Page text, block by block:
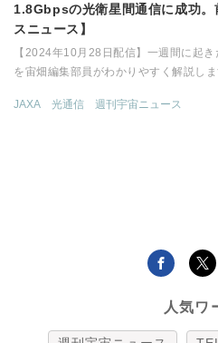
1.8Gbpsの光衛星間通信に成功
スニュース】
【2024年10月28日配信】一週間に起
を宙畑編集部員がわかりやすく解説しま
JAXA 光通信 週刊宇宙ニュース
人気ワ